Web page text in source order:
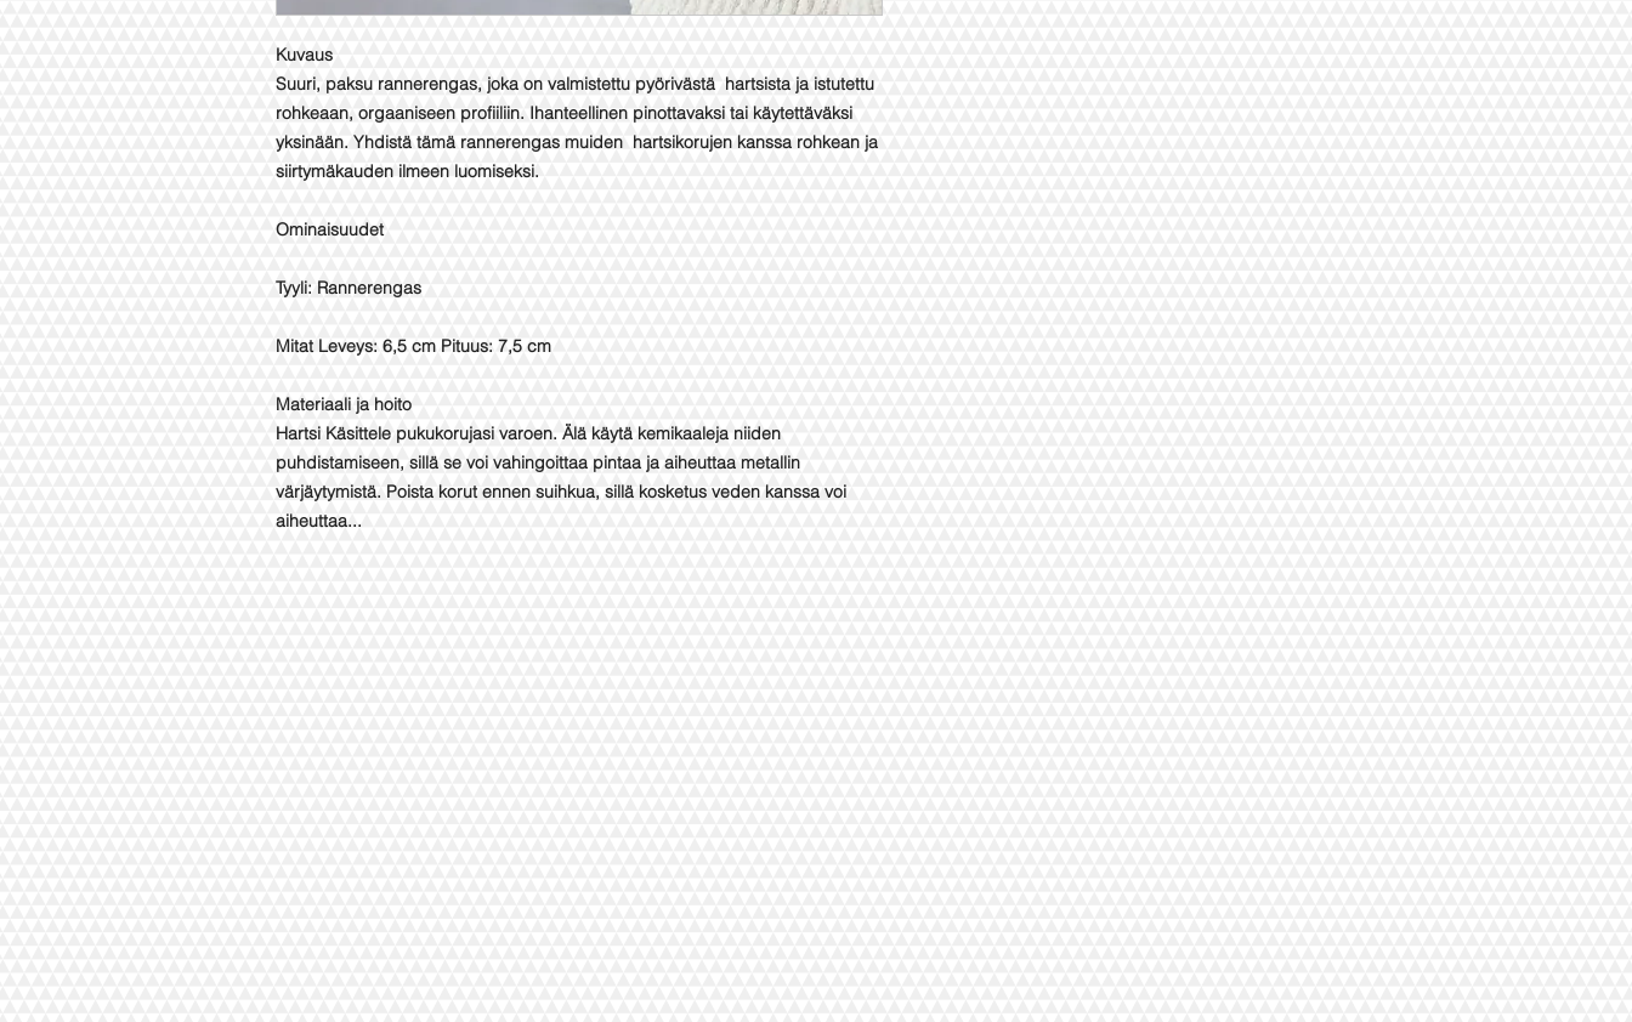
Kuvaus
Suuri, paksu rannerengas, joka on valmistettu pyörivästä hartsista ja istutettu
rohkeaan, orgaaniseen profiiliin. Ihanteellinen pinottavaksi tai käytettäväksi
yksinään. Yhdistä tämä rannerengas muiden hartsikorujen kanssa rohkean ja
siirtymäkauden ilmeen luomiseksi.
Ominaisuudet
Tyyli: Rannerengas
Mitat Leveys: 6,5 cm Pituus: 7,5 cm
Materiaali ja hoito
Hartsi Käsittele pukukorujasi varoen. Älä käytä kemikaaleja niiden
puhdistamiseen, sillä se voi vahingoittaa pintaa ja aiheuttaa metallin
värjäytymistä. Poista korut ennen suihkua, sillä kosketus veden kanssa voi
aiheuttaa...